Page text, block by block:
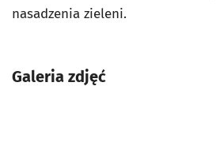
nasadzenia zieleni.
Galeria zdjęć